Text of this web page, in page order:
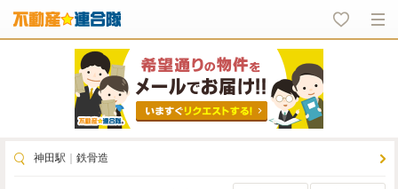
神田駅 鉄骨造